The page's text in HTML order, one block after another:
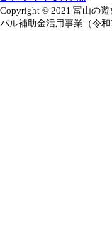
Copyright © 2021 富山の遊
バル補助金活用事業（令和